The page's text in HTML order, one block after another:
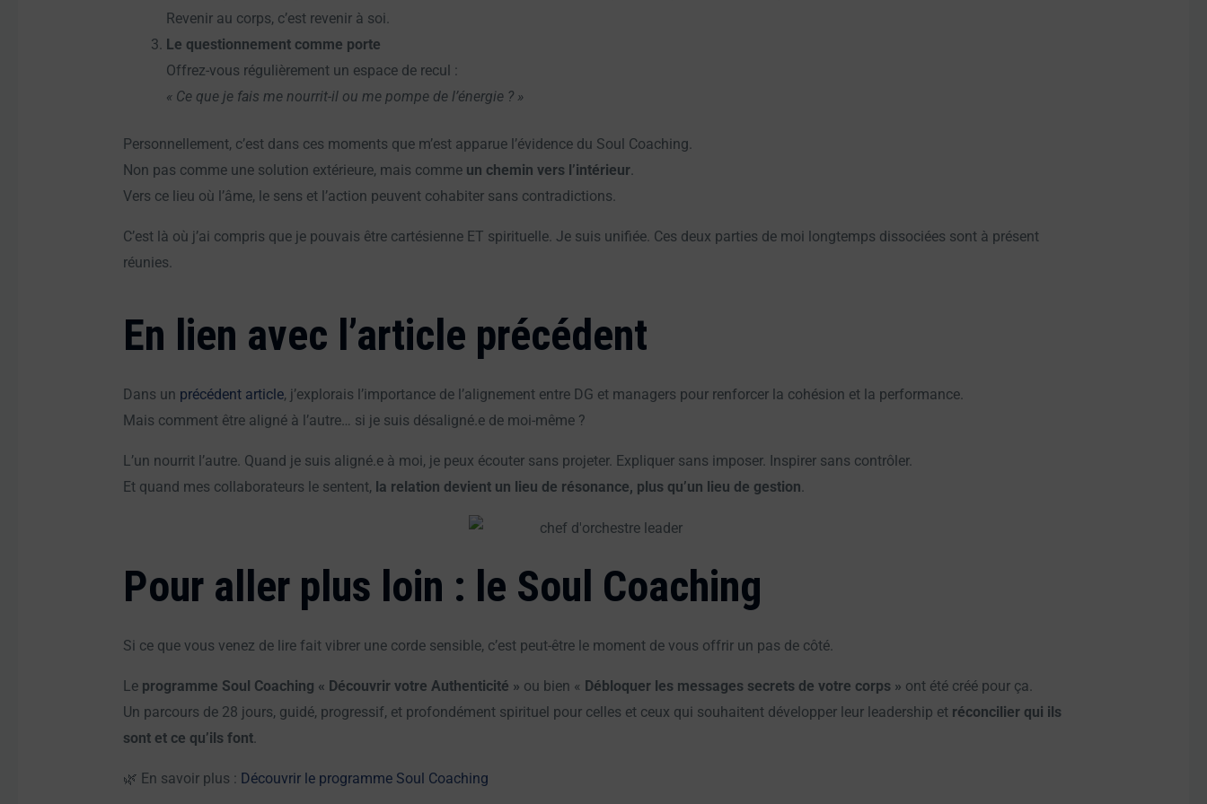
Revenir au corps, c’est revenir à soi.
Le questionnement comme porte
Offrez-vous régulièrement un espace de recul :
« Ce que je fais me nourrit-il ou me pompe de l’énergie ? »
Personnellement, c’est dans ces moments que m’est apparue l’évidence du Soul Coaching.
Non pas comme une solution extérieure, mais comme un chemin vers l’intérieur.
Vers ce lieu où l’âme, le sens et l’action peuvent cohabiter sans contradictions.
C’est là où j’ai compris que je pouvais être cartésienne ET spirituelle. Je suis unifiée. Ces deux parties de moi longtemps dissociées sont à présent
réunies.
En lien avec l’article précédent
Dans un précédent article, j’explorais l’importance de l’alignement entre DG et managers pour renforcer la cohésion et la performance.
Mais comment être aligné à l’autre… si je suis désaligné.e de moi-même ?
L’un nourrit l’autre. Quand je suis aligné.e à moi, je peux écouter sans projeter. Expliquer sans imposer. Inspirer sans contrôler.
Et quand mes collaborateurs le sentent, la relation devient un lieu de résonance, plus qu’un lieu de gestion.
Pour aller plus loin : le Soul Coaching
Si ce que vous venez de lire fait vibrer une corde sensible, c’est peut-être le moment de vous offrir un pas de côté.
Le programme Soul Coaching « Découvrir votre Authenticité » ou bien « Débloquer les messages secrets de votre corps » ont été créé pour ça.
Un parcours de 28 jours, guidé, progressif, et profondément spirituel pour celles et ceux qui souhaitent développer leur leadership et réconcilier qui ils
sont et ce qu’ils font.
🌿 En savoir plus : Découvrir le programme Soul Coaching